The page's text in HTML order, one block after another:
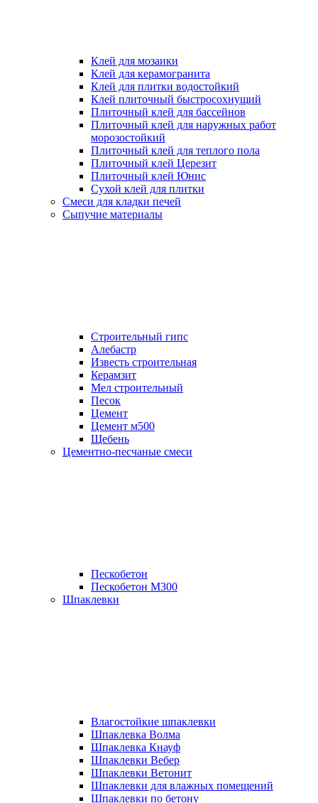
Клей для мозаики
Клей для керамогранита
Клей для плитки водостойкий
Клей плиточный быстросохнущий
Плиточный клей для бассейнов
Плиточный клей для наружных работ
морозостойкий
Плиточный клей для теплого пола
Плиточный клей Церезит
Плиточный клей Юнис
Сухой клей для плитки
Смеси для кладки печей
Сыпучие материалы
Строительный гипс
Алебастр
Известь строительная
Керамзит
Мел строительный
Песок
Цемент
Цемент м500
Щебень
Цементно-песчаные смеси
Пескобетон
Пескобетон М300
Шпаклевки
Влагостойкие шпаклевки
Шпаклевка Волма
Шпаклевка Кнауф
Шпаклевки Вебер
Шпаклевки Ветонит
Шпаклевки для влажных помещений
Шпаклевки по бетону